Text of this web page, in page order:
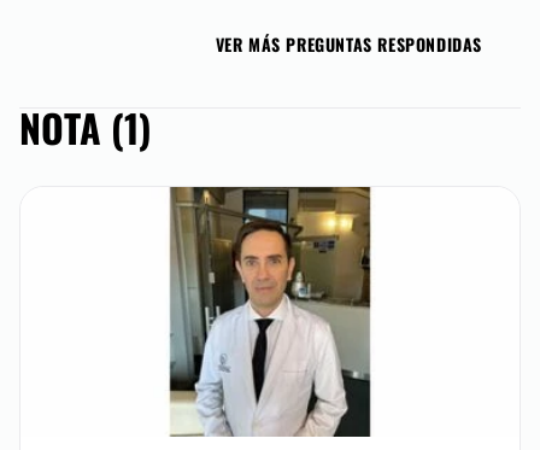
VER MÁS PREGUNTAS RESPONDIDAS
NOTA (1)